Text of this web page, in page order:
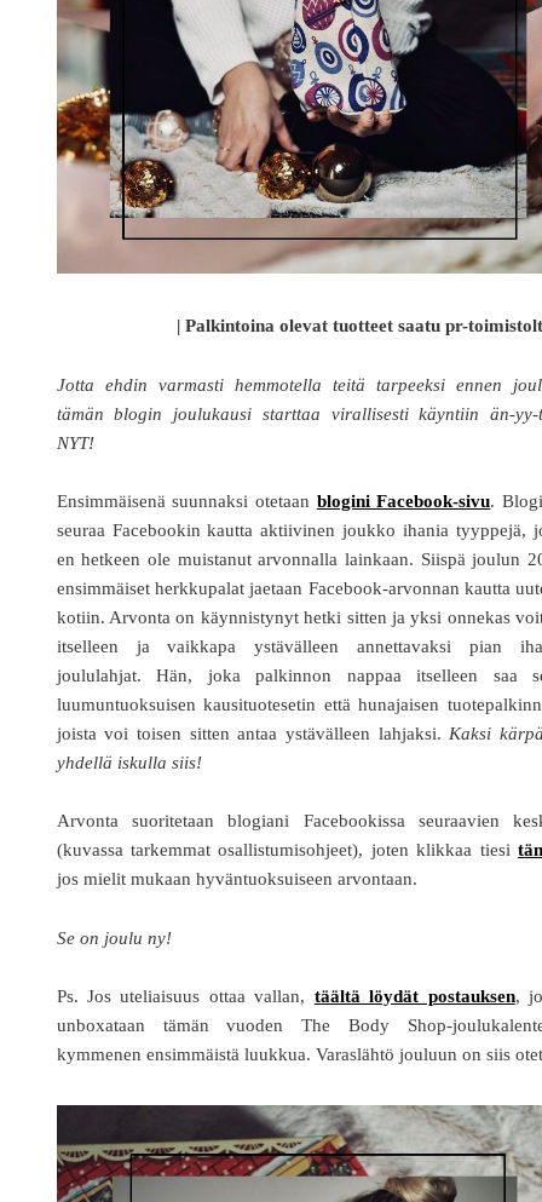
| Palkintoina olevat tuotteet saatu pr-
Jotta ehdin varmasti hemmotella teitä tarpeeksi ennen
tämän blogin joulukausi starttaa virallisesti käyntiin än-yy-
NYT!
Ensimmäisenä suunnaksi otetaan blogini Facebook-sivu.
seuraa Facebookin kautta aktiivinen joukko ihania tyyppejä,
en hetkeen ole muistanut arvonnalla lainkaan. Siispä joulun
ensimmäiset herkkupalat jaetaan Facebook-arvonnan kautta
kotiin. Arvonta on käynnistynyt hetki sitten ja yksi onnekas
itselleen ja vaikkapa ystävälleen annettavaksi pian
joululahjat. Hän, joka palkinnon nappaa itselleen saa
luumuntuoksuisen kausituotesetin että hunajaisen
joista voi toisen sitten antaa ystävälleen lahjaksi. Kaksi
yhdellä iskulla siis!
Arvonta suoritetaan blogiani Facebookissa seuraavien
(kuvassa tarkemmat osallistumisohjeet), joten klikkaa tiesi
jos mielit mukaan hyväntuoksuiseen arvontaan.
Se on joulu ny!
Ps. Jos uteliaisuus ottaa vallan, täältä löydät postauksen,
unboxataan tämän vuoden The Body Shop-
kymmenen ensimmäistä luukkua. Varaslähtö jouluun on siis